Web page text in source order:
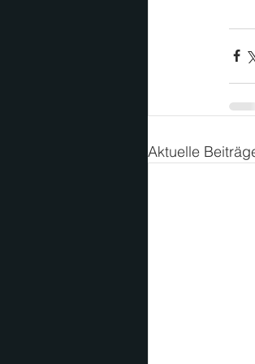
Aktuelle